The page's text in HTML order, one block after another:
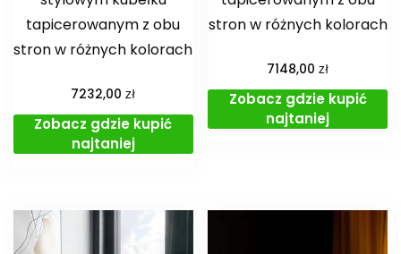
tapicerowanym z obu
stron w różnych kolorach
7232,00zł
Zobacz gdzie kupić
najtaniej
stron w różnych kolorach
7148,00zł
Zobacz gdzie kupić
najtaniej